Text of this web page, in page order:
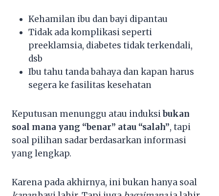
Kehamilan ibu dan bayi dipantau
Tidak ada komplikasi seperti
preeklamsia, diabetes tidak terkendali,
dsb
Ibu tahu tanda bahaya dan kapan harus
segera ke fasilitas kesehatan
Keputusan menunggu atau induksibukan
soal mana yang “benar” atau “salah”, tapi
soal pilihan sadar berdasarkan informasi
yang lengkap.
Karena pada akhirnya, ini bukan hanya soal